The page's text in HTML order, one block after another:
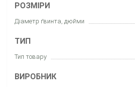
РОЗМІРИ
Діаметр ґвинта, дюйми
ТИП
Тип товару
ВИРОБНИК